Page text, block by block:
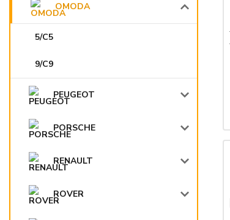
OMODA
5/C5
9/C9
PEUGEOT
PORSCHE
RENAULT
ROVER